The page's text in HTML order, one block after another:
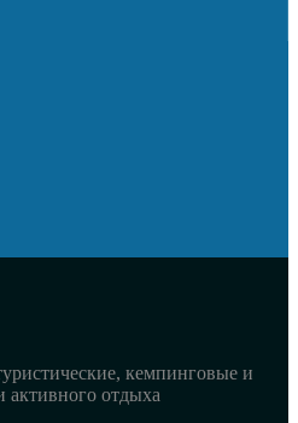
кемпинговые и
активного отдыха